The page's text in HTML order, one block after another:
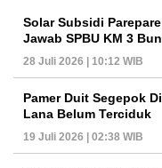
Solar Subsidi
Jawab SPBU KM 3
28 Juli 2026 | 10:12 WIB
Pamer Duit Segepok
Lana Belum Terciduk
19 Juli 2026 | 02:38 WIB